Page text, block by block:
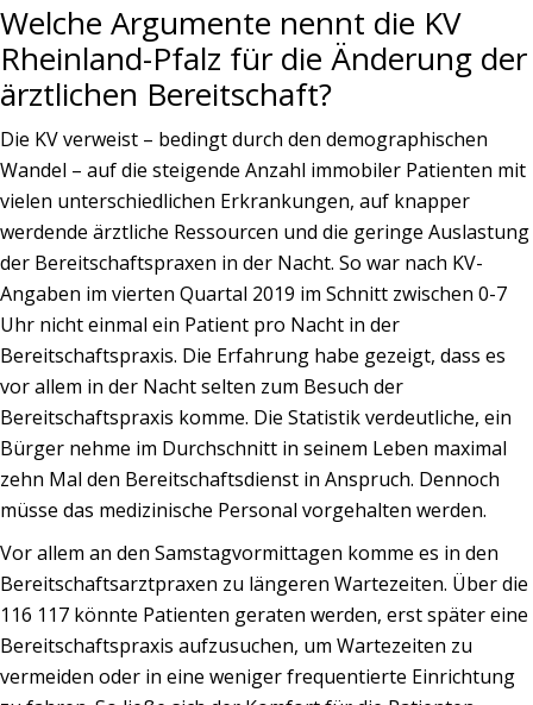
Welche Argumente nennt die KV
Rheinland-Pfalz für die Änderung der
ärztlichen Bereitschaft?
Die KV verweist – bedingt durch den demographischen
Wandel – auf die steigende Anzahl immobiler Patienten mit
vielen unterschiedlichen Erkrankungen, auf knapper
werdende ärztliche Ressourcen und die geringe Auslastung
der Bereitschaftspraxen in der Nacht. So war nach KV-
Angaben im vierten Quartal 2019 im Schnitt zwischen 0-7
Uhr nicht einmal ein Patient pro Nacht in der
Bereitschaftspraxis. Die Erfahrung habe gezeigt, dass es
vor allem in der Nacht selten zum Besuch der
Bereitschaftspraxis komme. Die Statistik verdeutliche, ein
Bürger nehme im Durchschnitt in seinem Leben maximal
zehn Mal den Bereitschaftsdienst in Anspruch. Dennoch
müsse das medizinische Personal vorgehalten werden.
Vor allem an den Samstagvormittagen komme es in den
Bereitschaftsarztpraxen zu längeren Wartezeiten. Über die
116 117 könnte Patienten geraten werden, erst später eine
Bereitschaftspraxis aufzusuchen, um Wartezeiten zu
vermeiden oder in eine weniger frequentierte Einrichtung